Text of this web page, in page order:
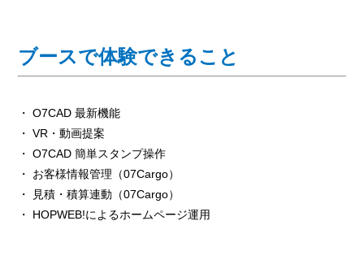
ブースで体験できること
・ O7CAD 最新機能
・ VR・動画提案
・ O7CAD 簡単スタンプ操作
・ お客様情報管理（07Cargo）
・ 見積・積算連動（07Cargo）
・ HOPWEB!によるホームページ運用